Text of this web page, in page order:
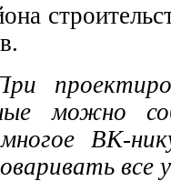
можно
ВК-
все